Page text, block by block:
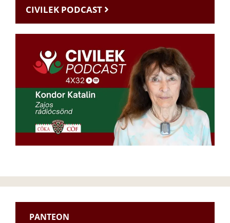
CIVILEK PODCAST
PANTEON